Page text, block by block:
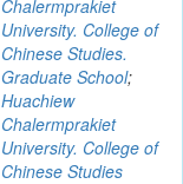
Chalermprakiet
University. College of
Chinese Studies.
Graduate School;
Huachiew
Chalermprakiet
University. College of
Chinese Studies